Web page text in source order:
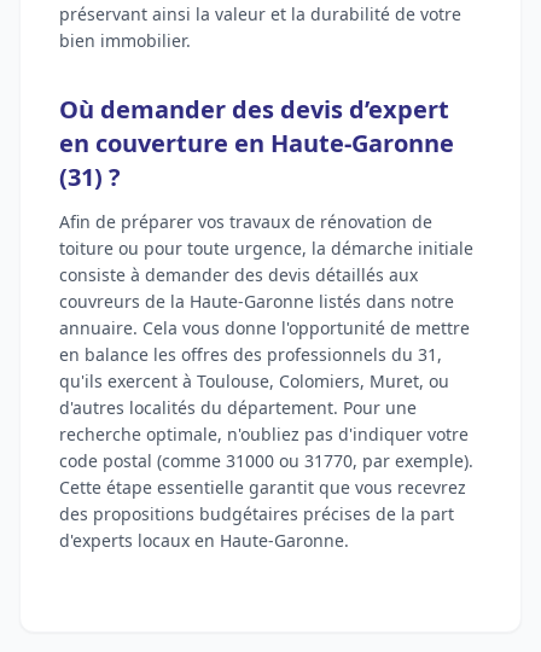
préservant ainsi la valeur et la durabilité de votre
bien immobilier.
Où demander des devis d’expert
en couverture en Haute-Garonne
(31) ?
Afin de préparer vos travaux de rénovation de
toiture ou pour toute urgence, la démarche initiale
consiste à demander des devis détaillés aux
couvreurs de la Haute-Garonne listés dans notre
annuaire. Cela vous donne l'opportunité de mettre
en balance les offres des professionnels du 31,
qu'ils exercent à Toulouse, Colomiers, Muret, ou
d'autres localités du département. Pour une
recherche optimale, n'oubliez pas d'indiquer votre
code postal (comme 31000 ou 31770, par exemple).
Cette étape essentielle garantit que vous recevrez
des propositions budgétaires précises de la part
d'experts locaux en Haute-Garonne.